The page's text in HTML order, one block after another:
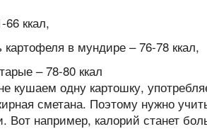
ккал,
картофеля в мундире – 76-78 ккал,
– 78-80 ккал
кушаем одну картошку,
сметана. Поэтому нужно
Вот например, калорий станет